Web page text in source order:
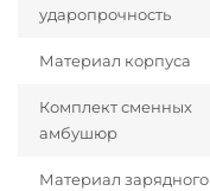
ударопрочность
Материал корпуса
Комплект сменных
амбушюр
Материал зарядного